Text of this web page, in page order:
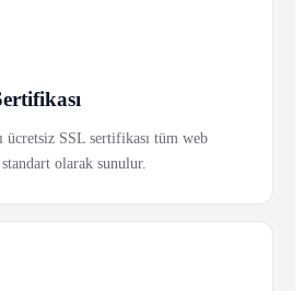
ücretsiz SSL sertifikası tüm web
olarak sunulur.